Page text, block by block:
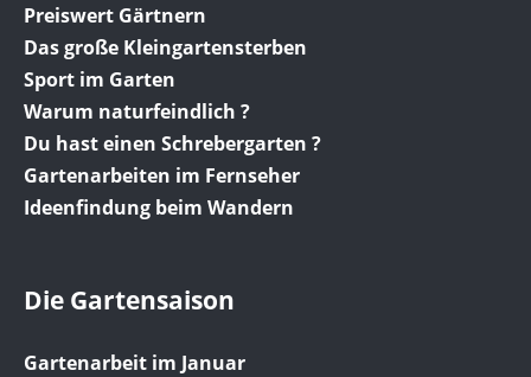
Preiswert Gärtnern
Das große Kleingartensterben
Sport im Garten
Warum naturfeindlich ?
Du hast einen Schrebergarten ?
Gartenarbeiten im Fernseher
Ideenfindung beim Wandern
Die Gartensaison
Gartenarbeit im Januar